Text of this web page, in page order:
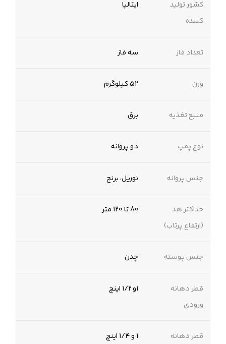
کشور تولید
کننده
ایتالیا
تعداد فاز سه فاز
وزن 52 کیلوگرم
منبع تغذیه برق
نوع پمپ دو پروانه
جنس پروانه نوریل، برنج
حداکثر هد
(ارتفاع پرتاب)
80 تا 120 متر
جنس پوسته چدن
قطر دهانه
ورودی
۱و ۱/۲ اینچ
قطر دهانه
۱ و ۱/۴ اینچ